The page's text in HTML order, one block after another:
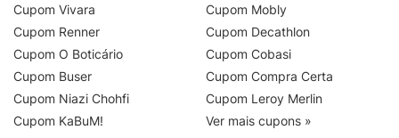
Cupom Vivara
Cupom Renner
Cupom O Boticário
Cupom Buser
Cupom Niazi Chohfi
Cupom KaBuM!
Cupom Mobly
Cupom Decathlon
Cupom Cobasi
Cupom Compra Certa
Cupom Leroy Merlin
Ver mais cupons »